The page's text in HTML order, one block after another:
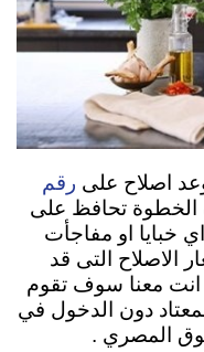
اصلاح على رقم
الخطوة تحافظ على
خبايا او مفاجأت
الاصلاح التى قد
معنا سوف تقوم
دون الدخول في
المصري .